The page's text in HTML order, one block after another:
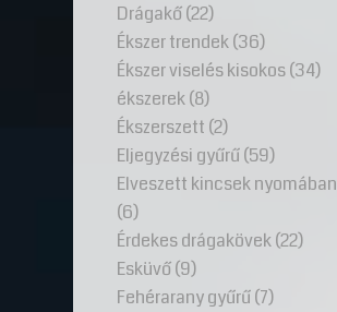
Drágakő(22)
Ékszer trendek(36)
Ékszer viselés kisokos(34)
ékszerek(8)
Ékszerszett (2)
Eljegyzési gyűrű(59)
Elveszett kincsek nyomában
(6)
Érdekes drágakövek(22)
Esküvő(9)
Fehérarany gyűrű(7)